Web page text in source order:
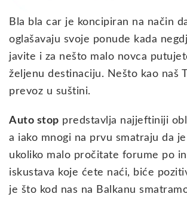
Bla bla car je koncipiran na način
oglašavaju svoje ponude kada
javite i za nešto malo novca
željenu destinaciju. Nešto kao naš
prevoz u suštini.
Auto stop predstavlja najjeftiniji
a iako mnogi na prvu smatraju da je
ukoliko malo pročitate forume po
iskustava koje ćete naći, biće
je što kod nas na Balkanu